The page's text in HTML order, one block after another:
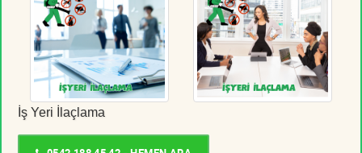
İş Yeri İlaçlama